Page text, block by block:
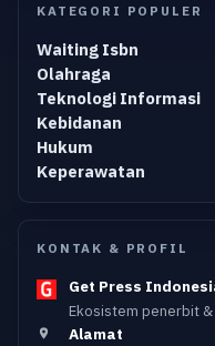
KATEGORI POPULER
Waiting Isbn
Olahraga
Teknologi Informasi
Kebidanan
Hukum
Keperawatan
KONTAK & PROFIL
Get Press
Ekosistem penerbit
Alamat